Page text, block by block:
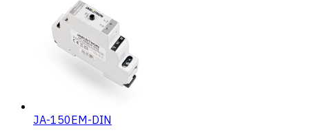
JA-150EM-DIN